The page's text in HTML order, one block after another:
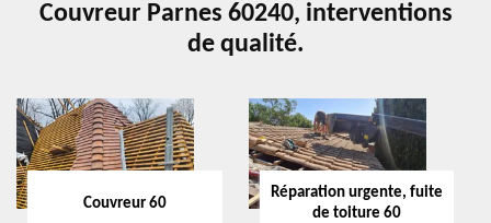
Couvreur Parnes 60240, interventions
de qualité.
Couvreur 60
Réparation urgente, fuite
de toiture 60